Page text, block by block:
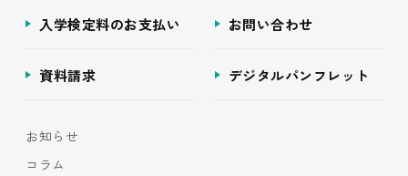
入学検定料のお支払い お問い合わせ
資料請求 デジタルパンフレット
お知らせ
コラム